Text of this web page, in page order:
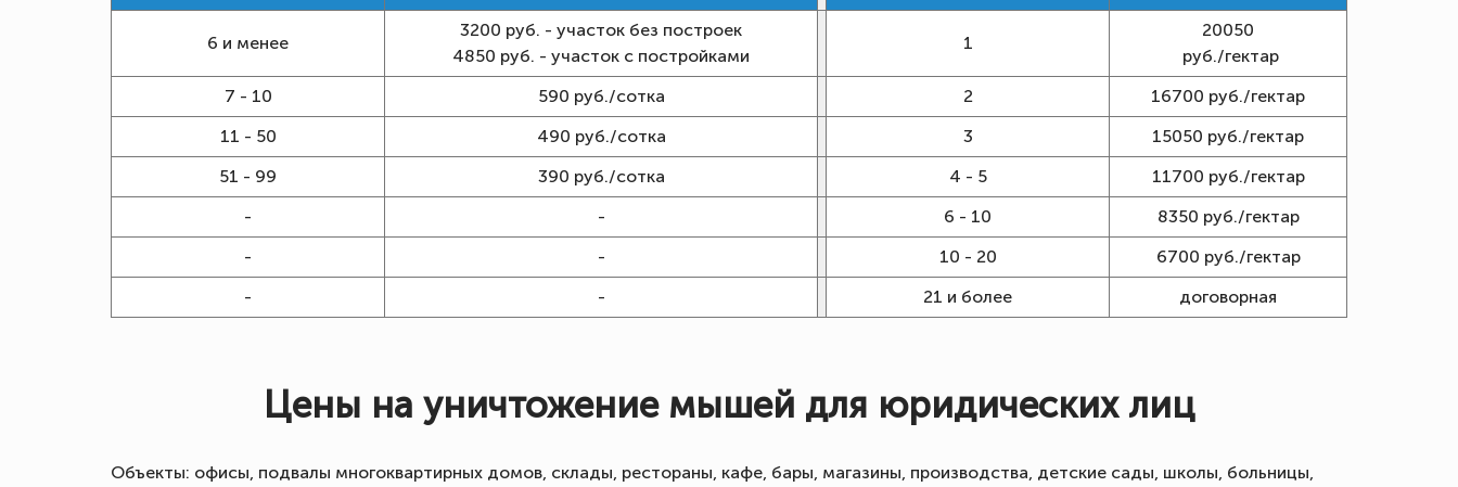
6 и менее
3200 руб. - участок без построек
4850 руб. - участок с постройками
1
20050
руб./гектар
7 - 10
590 руб./сотка 2
16700 руб./гектар
11 - 50
490 руб./сотка 3
15050 руб./гектар
51 - 99
390 руб./сотка 4 - 5
11700 руб./гектар
-
- 6 - 10
8350 руб./гектар
-
- 10 - 20
6700 руб./гектар
-
- 21 и более договорная
Цены на уничтожение мышей для юридических лиц
Объекты: офисы, подвалы многоквартирных домов, склады, рестораны, кафе, бары, магазины, производства, детские сады, школы, больницы,